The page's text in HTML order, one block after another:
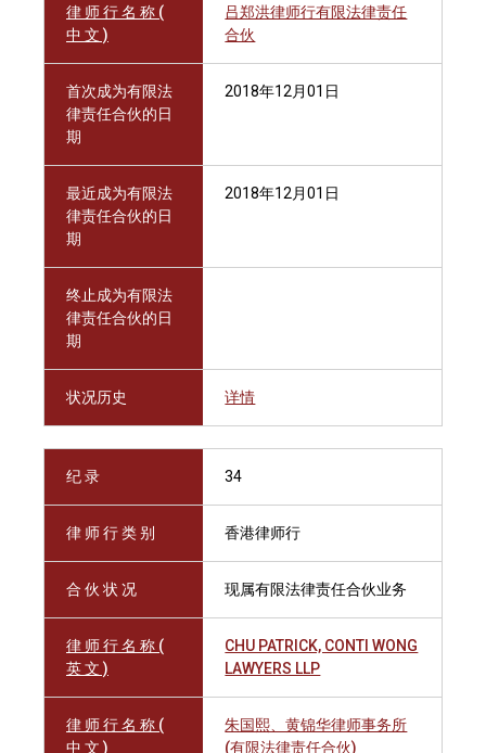
律 师 行 名 称 (
中 文 )
吕郑洪律师行有限法律责任
合伙
首次成为有限法
律责任合伙的日
期
2018年12月01日
最近成为有限法
律责任合伙的日
期
2018年12月01日
终止成为有限法
律责任合伙的日
期
状况历史 详情
纪 录 34
律 师 行 类 别 香港律师行
合 伙 状 况 现属有限法律责任合伙业务
律 师 行 名 称 (
英 文 )
CHU PATRICK, CONTI WONG
LAWYERS LLP
律 师 行 名 称 (
中 文 )
朱国熙、黄锦华律师事务所
(有限法律责任合伙)